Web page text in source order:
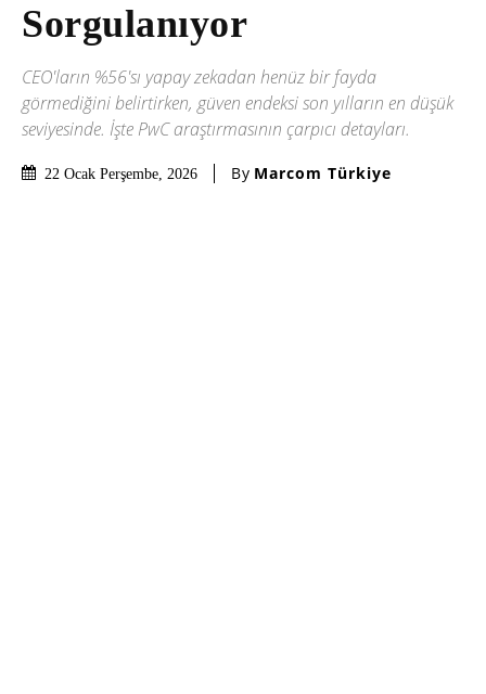
Sorgulanıyor
CEO'ların %56'sı yapay zekadan henüz bir fayda
görmediğini belirtirken, güven endeksi son yılların en düşük
seviyesinde. İşte PwC araştırmasının çarpıcı detayları.
22 Ocak Perşembe, 2026 By Marcom Türkiye